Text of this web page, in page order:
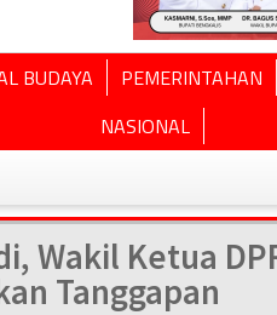
BUDAYA PEMERINTAHAN
NASIONAL
Wakil Ketua
Tanggapan